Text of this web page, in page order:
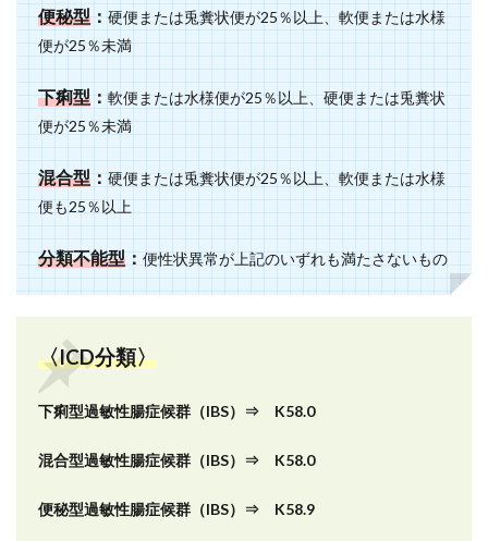
便秘型：硬便または兎糞状便が25％以上、軟便または水様
便が25％未満
下痢型：軟便または水様便が25％以上、硬便または兎糞状
便が25％未満
混合型：硬便または兎糞状便が25％以上、軟便または水様
便も25％以上
分類不能型：便性状異常が上記のいずれも満たさないもの
〈ICD分類〉
下痢型過敏性腸症候群（IBS）⇒ K58.0
混合型過敏性腸症候群（IBS）⇒ K58.0
便秘型過敏性腸症候群（IBS）⇒ K58.9